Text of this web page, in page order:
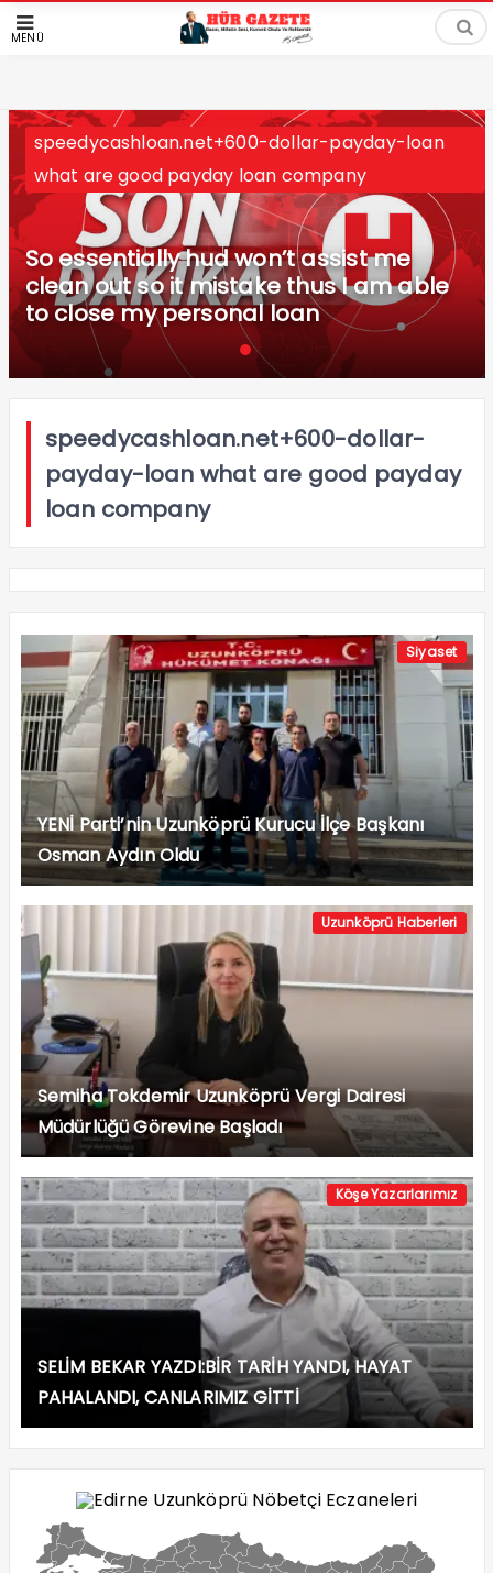
MENÜ
speedycashloan.net+600-dollar-payday-loan
what are good payday loan company
So essentially hud won’t assist me
clean out so it mistake thus I am able
to close my personal loan
speedycashloan.net+600-dollar-
payday-loan what are good payday
loan company
Siyaset
YENİ Parti’nin Uzunköprü Kurucu İlçe Başkanı
Osman Aydın Oldu
Uzunköprü Haberleri
Semiha Tokdemir Uzunköprü Vergi Dairesi
Müdürlüğü Görevine Başladı
Köşe Yazarlarımız
SELİM BEKAR YAZDI:BİR TARİH YANDI, HAYAT
PAHALANDI, CANLARIMIZ GİTTİ